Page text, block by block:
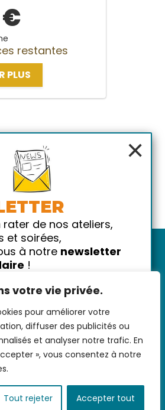
votre vie privée.
pour améliorer votre
diffuser des publicités ou
et analyser notre trafic. En
», vous consentez à notre
Tout rejeter Accepter tout
restantes
PLUS
- CGV/CGU-Données
-Infos pratiques- FAQ
×
rater de nos ateliers,
et soirées,
à notre newsletter
!